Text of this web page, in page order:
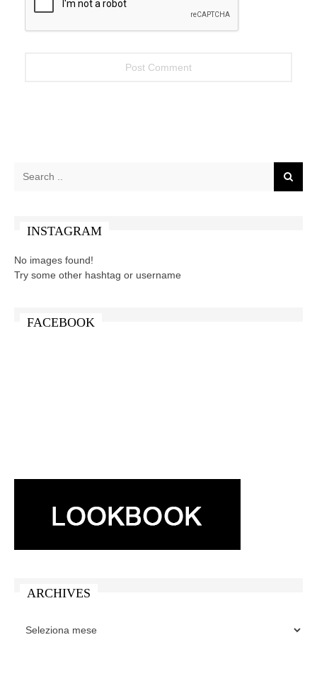
INSTAGRAM
No images found!
Try some other hashtag or username
FACEBOOK
ARCHIVES